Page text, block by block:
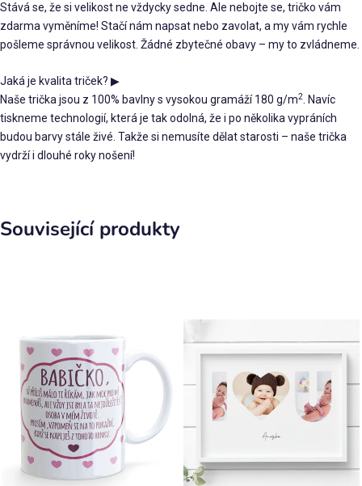
Stává se, že si velikost ne vždycky sedne. Ale nebojte se, tričko vám
zdarma vyměníme! Stačí nám napsat nebo zavolat, a my vám rychle
pošleme správnou velikost. Žádné zbytečné obavy – my to zvládneme.
Jaká je kvalita triček? ▶
Naše trička jsou z 100% bavlny s vysokou gramáží 180 g/m2
. Navíc
tiskneme technologií, která je tak odolná, že i po několika vypráních
budou barvy stále živé. Takže si nemusíte dělat starosti – naše trička
vydrží i dlouhé roky nošení!
Související produkty